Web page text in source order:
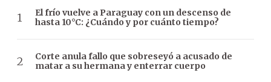
El frío vuelve a Paraguay con un descenso de
hasta 10°C: ¿Cuándo y por cuánto tiempo?
Corte anula fallo que sobreseyó a acusado de
matar a su hermana y enterrar cuerpo